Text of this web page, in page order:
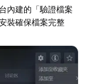
內建的「驗證檔案
裝確保檔案完整